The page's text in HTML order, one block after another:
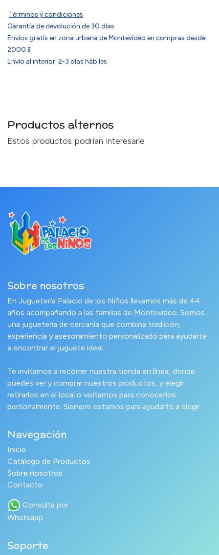
Términos y condiciones
Garantía de devolución de 30 días
Envíos gratis en zona urbana de Montevideo en compras desde
2000 $
Envío al interior: 2-3 días hábiles
Productos alternos
Estos productos podrían interesarle
Sobre nosotros
En Juguetería Palacio de los Niños llevamos más de 44
años acompañando a las familias de Montevideo. Somos
una juguetería de cercanía que combina tradición,
experiencia y asesoramiento personalizado para ayudarte
a encontrar el juguete ideal.
Te invitamos a recorrer nuestra tienda en línea, donde
puedes ver y comprar nuestros productos, y elegir
retirarlos en el local o visitarnos para conocerlos
personalmente. Siempre estamos para ayudarte a elegir.
Navegación
Inicio
Catálogo de Productos
Sobre nosotros
Contacto
Consulta por
Whatsapp
Soporte